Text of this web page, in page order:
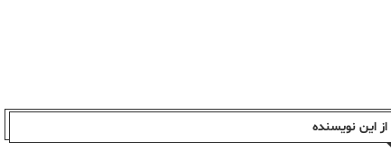
این نویسندە